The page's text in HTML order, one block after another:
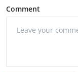
Comment